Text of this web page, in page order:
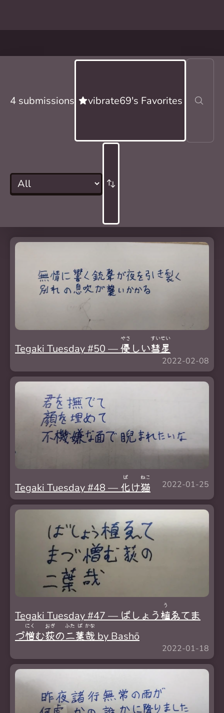
4 submissions vibrate69's Favorites
Tegaki Tuesday #50 —優
やさ
しい彗
すい
星
せい
2022-02-08
Tegaki Tuesday #48 — 化
ば
け猫
ねこ
2022-01-25
Tegaki Tuesday #47 — ばしょう植
う
ゑてま
づ憎
にく
む荻
おぎ
の二
ふた
葉
ば
哉
かな
by Bashō
2022-01-18